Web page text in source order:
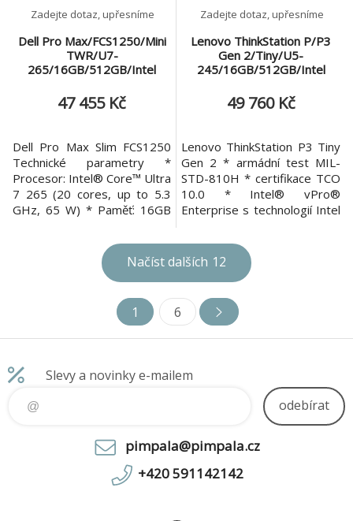
Dell Pro Max/FCS1250/Mini
TWR/U7-
265/16GB/512GB/Intel
Zadejte dotaz, upřesníme
47 455 Kč
Dell Pro Max Slim FCS1250
Technické parametry *
Procesor: Intel® Core™ Ultra
7 265 (20 cores, up to 5.3
GHz, 65 W) * Paměť: 16GB
MHz, 4 sloty UDIMM,
maximální konfigurace 128
GB] * Operační systém: Win
512GB SSD TLC with DRAM
M.2 2280 PCIe Gen4 SED
Ready * Grafická karta: Intel
Lenovo ThinkStation P/P3
Gen 2/Tiny/U5-
245/16GB/512GB/Intel
Zadejte dotaz, upřesníme
49 760 Kč
Lenovo ThinkStation P3 Tiny
Gen 2 * armádní test MIL-
STD-810H * certifikace TCO
10.0 * Intel® vPro®
Enterprise s technologií Intel
Provedení: Tiny (1l) Operační
systém: Windows® 11 Pro
Procesor: Intel Core Ultra 5
vláken, P-core 3,5/5,1 GHz,
E-core 3,0/4,5 GHz, 24 MB
cac
Načíst dalších 12
1 6
Slevy a novinky e-mailem
odebírat
pimpala@pimpala.cz
+420 591142142